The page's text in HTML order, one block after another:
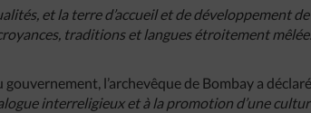
et la terre d’accueil et de développement
traditions et langues étroitement
l’archevêque de Bombay a
interreligieux et à la promotion d’une